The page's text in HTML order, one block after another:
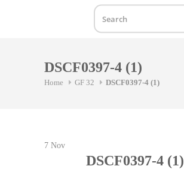
DSCF0397-4 (1)
Home GF 32 DSCF0397-4 (1)
7 Nov
DSCF0397-4 (1)